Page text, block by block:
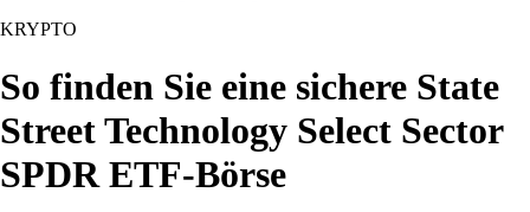
KRYPTO
So finden Sie eine sichere State
Street Technology Select Sector
SPDR ETF-Börse